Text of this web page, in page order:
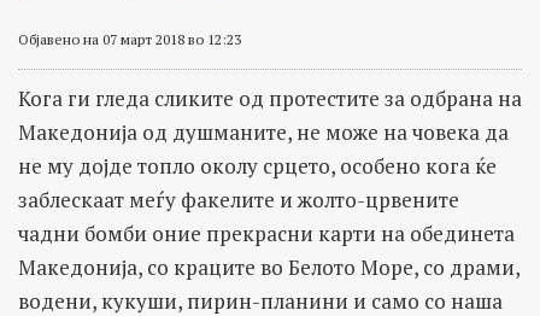
Објавено на 07 март 2018 во 12:23
Кога ги гледа сликите од протестите за одбрана на
Македонија од душманите, не може на човека да
не му дојде топло околу срцето, особено кога ќе
заблескаат меѓу факелите и жолто-црвените
чадни бомби оние прекрасни карти на обединета
Македонија, со краците во Белото Море, со драми,
водени, кукуши, пирин-планини и само со наша